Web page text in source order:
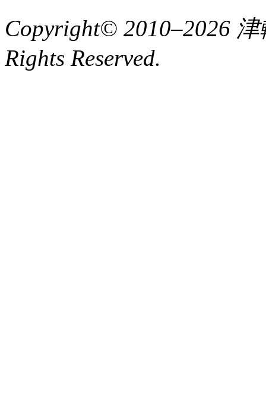
Copyright© 2010–2026
Rights Reserved.